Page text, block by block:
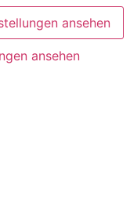
ansehen
ansehen